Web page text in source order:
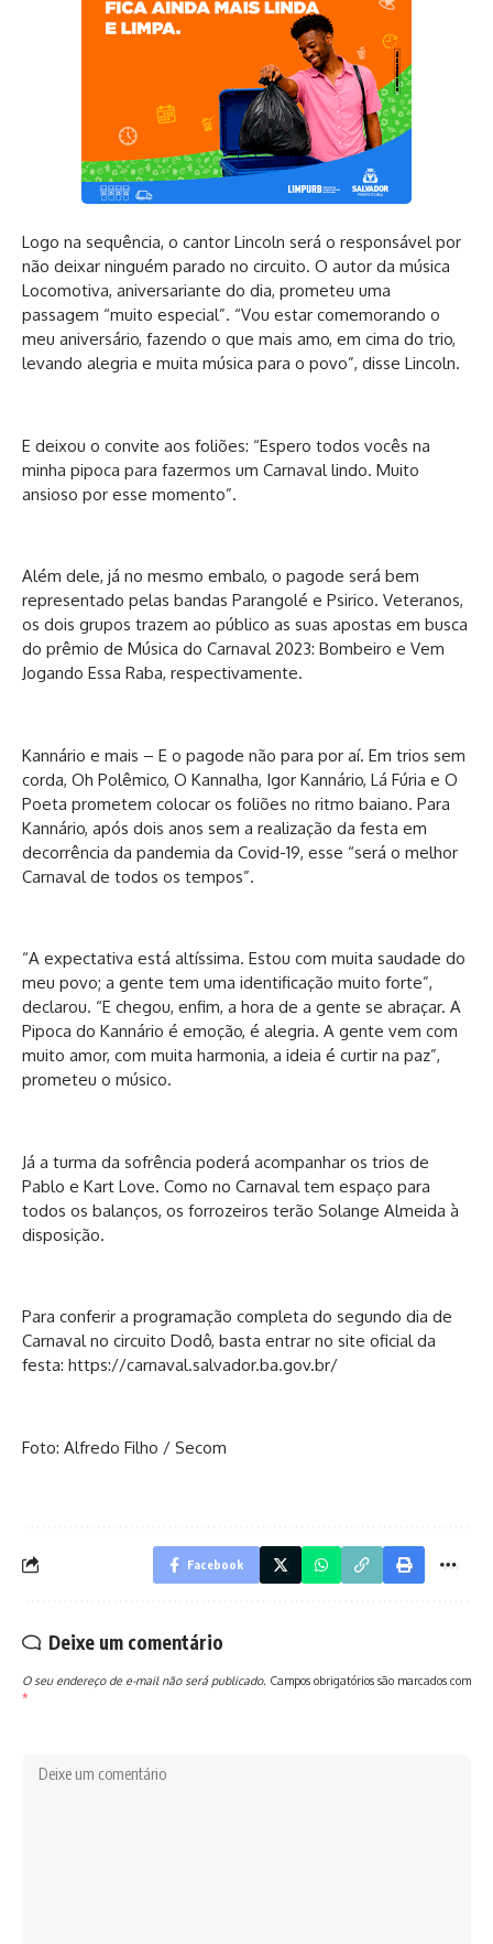
Logo na sequência, o cantor Lincoln será o responsável por
não deixar ninguém parado no circuito. O autor da música
Locomotiva, aniversariante do dia, prometeu uma
passagem “muito especial”. “Vou estar comemorando o
meu aniversário, fazendo o que mais amo, em cima do trio,
levando alegria e muita música para o povo”, disse Lincoln.
E deixou o convite aos foliões: “Espero todos vocês na
minha pipoca para fazermos um Carnaval lindo. Muito
ansioso por esse momento”.
Além dele, já no mesmo embalo, o pagode será bem
representado pelas bandas Parangolé e Psirico. Veteranos,
os dois grupos trazem ao público as suas apostas em busca
do prêmio de Música do Carnaval 2023: Bombeiro e Vem
Jogando Essa Raba, respectivamente.
Kannário e mais – E o pagode não para por aí. Em trios sem
corda, Oh Polêmico, O Kannalha, Igor Kannário, Lá Fúria e O
Poeta prometem colocar os foliões no ritmo baiano. Para
Kannário, após dois anos sem a realização da festa em
decorrência da pandemia da Covid-19, esse “será o melhor
Carnaval de todos os tempos”.
“A expectativa está altíssima. Estou com muita saudade do
meu povo; a gente tem uma identificação muito forte”,
declarou. “E chegou, enfim, a hora de a gente se abraçar. A
Pipoca do Kannário é emoção, é alegria. A gente vem com
muito amor, com muita harmonia, a ideia é curtir na paz”,
prometeu o músico.
Já a turma da sofrência poderá acompanhar os trios de
Pablo e Kart Love. Como no Carnaval tem espaço para
todos os balanços, os forrozeiros terão Solange Almeida à
disposição.
Para conferir a programação completa do segundo dia de
Carnaval no circuito Dodô, basta entrar no site oficial da
festa: https://carnaval.salvador.ba.gov.br/
Foto: Alfredo Filho / Secom
Facebook
Deixe um comentário
O seu endereço de e-mail não será publicado. Campos obrigatórios são marcados com
*